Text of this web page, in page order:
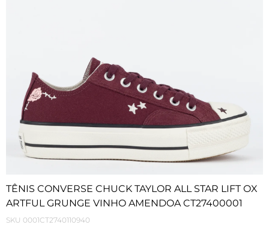
TÊNIS CONVERSE CHUCK TAYLOR ALL STAR LIFT OX
ARTFUL GRUNGE VINHO AMENDOA CT27400001
SKU 0001CT2740110940